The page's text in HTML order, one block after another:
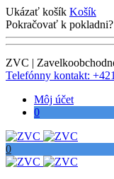
Ukázať košík Košík
Pokračovať k pokladni?
ZVC |
Telefónny kontakt:
Môj účet
0
0